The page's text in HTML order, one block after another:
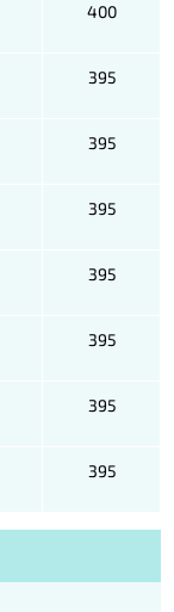
400
395
395
395
395
395
395
395